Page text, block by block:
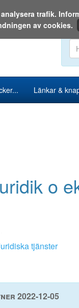
Länkar &
o
tjänster
2022-12-05
trafik.
av cookies.